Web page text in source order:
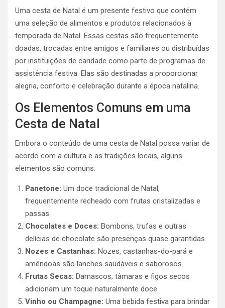
Uma cesta de Natal é um presente festivo que contém
uma seleção de alimentos e produtos relacionados à
temporada de Natal. Essas cestas são frequentemente
doadas, trocadas entre amigos e familiares ou distribuídas
por instituições de caridade como parte de programas de
assistência festiva. Elas são destinadas a proporcionar
alegria, conforto e celebração durante a época natalina.
Os Elementos Comuns em uma
Cesta de Natal
Embora o conteúdo de uma cesta de Natal possa variar de
acordo com a cultura e as tradições locais, alguns
elementos são comuns:
Panetone: Um doce tradicional de Natal,
frequentemente recheado com frutas cristalizadas e
passas.
Chocolates e Doces: Bombons, trufas e outras
delícias de chocolate são presenças quase garantidas.
Nozes e Castanhas: Nozes, castanhas-do-pará e
amêndoas são lanches saudáveis e saborosos.
Frutas Secas: Damascos, tâmaras e figos secos
adicionam um toque naturalmente doce.
Vinho ou Champagne: Uma bebida festiva para brindar